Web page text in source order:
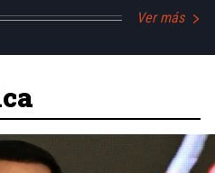
Ver más